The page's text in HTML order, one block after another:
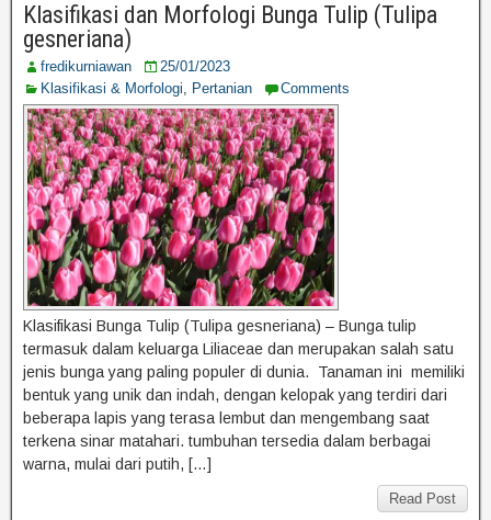
Klasifikasi dan Morfologi Bunga Tulip (Tulipa
gesneriana)
fredikurniawan
25/01/2023
Klasifikasi & Morfologi, Pertanian Comments
Klasifikasi Bunga Tulip (Tulipa gesneriana) – Bunga tulip
termasuk dalam keluarga Liliaceae dan merupakan salah satu
jenis bunga yang paling populer di dunia. Tanaman ini memiliki
bentuk yang unik dan indah, dengan kelopak yang terdiri dari
beberapa lapis yang terasa lembut dan mengembang saat
terkena sinar matahari. tumbuhan tersedia dalam berbagai
warna, mulai dari putih, […]
Read Post